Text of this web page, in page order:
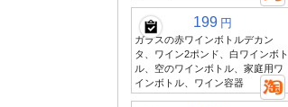
199 円
ガラスの赤ワインボトルデカン
タ、ワイン2ポンド、白ワインボト
ル、空のワインボトル、家庭用ワ
インボトル、ワイン容器